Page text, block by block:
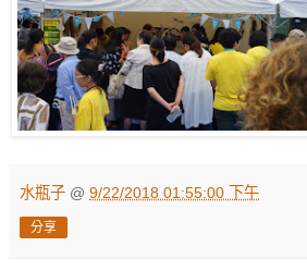
水瓶子 @ 9/22/2018 01:55:00 下午
分享